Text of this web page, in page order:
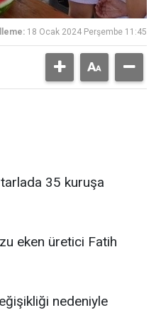
18 Ocak 2024 Perşembe 11:45
35 kuruşa
eken üretici Fatih
nedeniyle